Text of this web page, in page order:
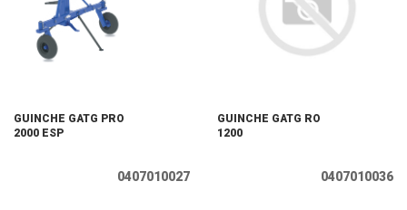
GUINCHE GATG PRO
2000 ESP
0407010027
GUINCHE GATG RO
1200
0407010036